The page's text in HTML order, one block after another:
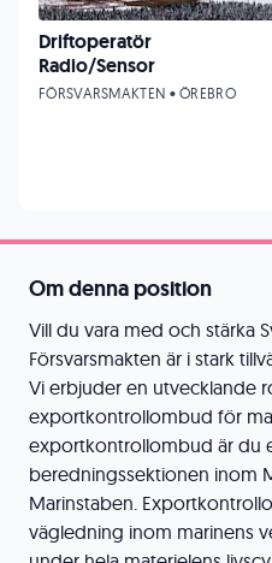
Om denna position
Vill du vara med och stärka
Försvarsmakten är i stark
Vi erbjuder en utvecklande
exportkontrollombud för
exportkontrollombud är du
beredningssektionen inom
Marinstaben.
vägledning inom marinens
Driftoperatör
Radio/Sensor
FÖRSVARSMAKTEN • ÖREBRO